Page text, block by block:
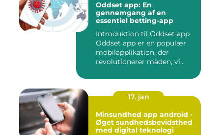
Oddset app: En
gennemgang af en
essentiel betting-app
Introduktion til Oddset app
Oddset app er en populær
mobilapplikation, der
revolutionerer måden, vi...
17. jan
Minsundhed app android -
Øget sundhedsbevidsthed
med digital teknologi